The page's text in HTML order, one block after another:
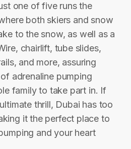
one of five runs the
both skiers and snow
to the snow, as well as a
chairlift, tube slides,
and more, assuring
adrenaline pumping
family to take part in. If
thrill, Dubai has too
it the perfect place to
and your heart